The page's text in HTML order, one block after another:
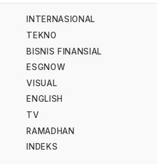
INTERNASIONAL
TEKNO
BISNIS FINANSIAL
ESGNOW
VISUAL
ENGLISH
TV
RAMADHAN
INDEKS